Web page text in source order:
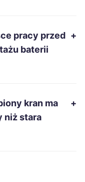
215 zł
215 zł
pracy przed
baterii
+
kran ma
niż stara
+